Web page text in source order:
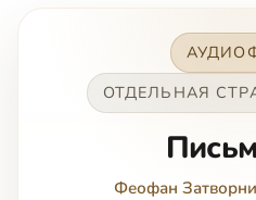
ОТДЕЛЬНАЯ
Феофан